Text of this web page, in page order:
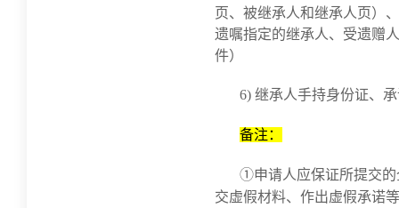
页、被继承人和继承人页）
遗嘱指定的继承人、受遗赠
件）
6) 继承人手持身份证、
备注：
①申请人应保证所提交的
交虚假材料、作出虚假承诺